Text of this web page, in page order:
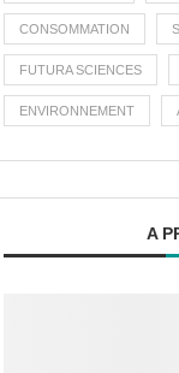
CONSOMMATION
FUTURA SCIENCES
ENVIRONNEMENT
A